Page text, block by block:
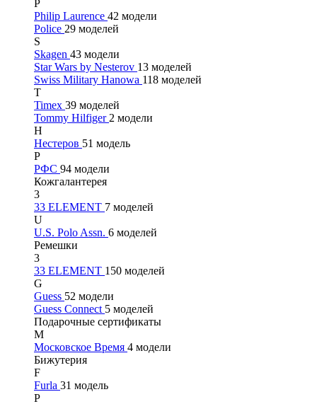
P
Philip Laurence 42 модели
Police 29 моделей
S
Skagen 43 модели
Star Wars by Nesterov 13 моделей
Swiss Military Hanowa 118 моделей
T
Timex 39 моделей
Tommy Hilfiger 2 модели
Н
Нестеров 51 модель
Р
РФС 94 модели
Кожгалантерея
3
33 ELEMENT 7 моделей
U
U.S. Polo Assn. 6 моделей
Ремешки
3
33 ELEMENT 150 моделей
G
Guess 52 модели
Guess Connect 5 моделей
Подарочные сертификаты
М
Московское Время 4 модели
Бижутерия
F
Furla 31 модель
P